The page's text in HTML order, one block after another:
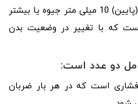
بیشتر و برای فشار دیاستولیک (پایین) 10 میلی متر جیوه یا بیشتر
که با تغییر در وضعیت بدن
دو عدد است:
است که در هر بار ضربان